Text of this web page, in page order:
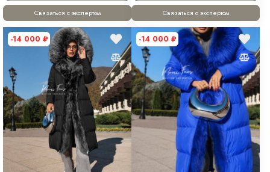
Связаться с экспертом Связаться с экспертом
-14 000 ₽ -14 000 ₽